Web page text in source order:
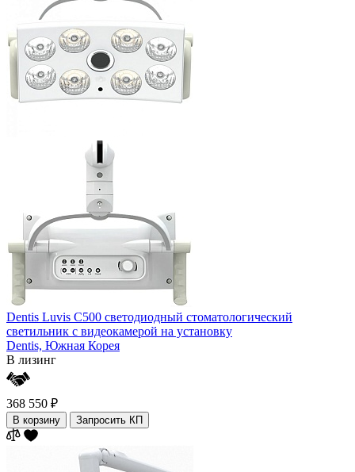
Dentis Luvis C500 светодиодный стоматологический
светильник с видеокамерой на установку
Dentis, Южная Корея
В лизинг
368 550 ₽
В корзину Запросить КП